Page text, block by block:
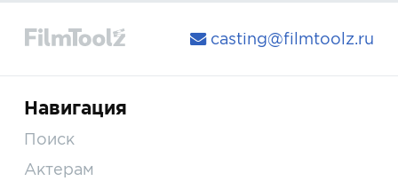
casting@filmtoolz.ru
Навигация
Поиск
Актерам